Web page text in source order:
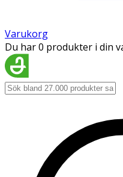
Varukorg
Du har 0 produkter i din